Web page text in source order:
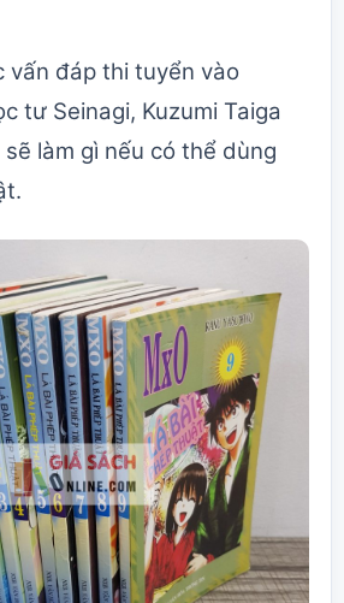
vấn đáp thi tuyển vào
tư Seinagi, Kuzumi Taiga
làm gì nếu có thể dùng